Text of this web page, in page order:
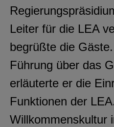
Leiter für die LEA
begrüßte die
Führung über das
erläuterte er die
Funktionen der
Willkommenskultur